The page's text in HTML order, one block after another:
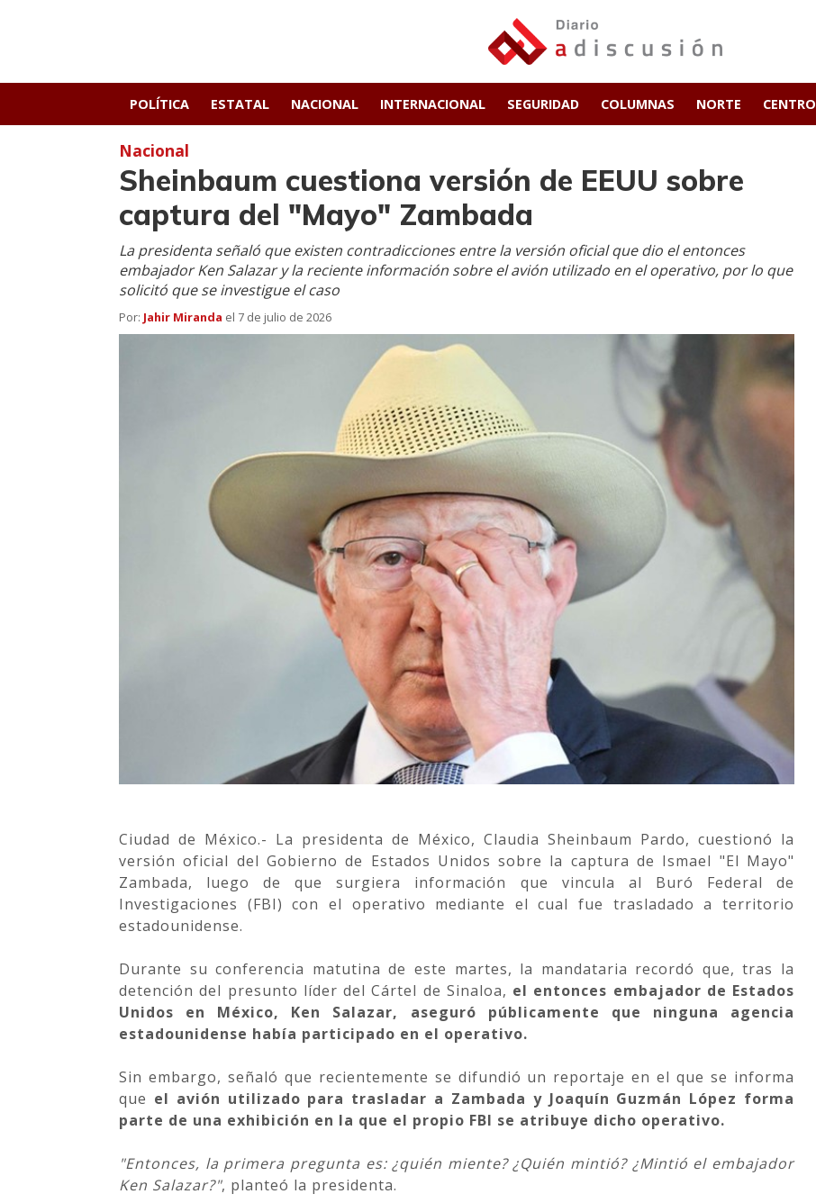
POLÍTICA ESTATAL NACIONAL INTERNACIONAL SEGURIDAD COLUMNAS NORTE CENTRO
Nacional
Sheinbaum cuestiona versión de EEUU sobre
captura del "Mayo" Zambada
La presidenta señaló que existen contradicciones entre la versión oficial que dio el entonces
embajador Ken Salazar y la reciente información sobre el avión utilizado en el operativo, por lo que
solicitó que se investigue el caso
Por: Jahir Miranda el 7 de julio de 2026
Ciudad de México.- La presidenta de México, Claudia Sheinbaum Pardo, cuestionó la
versión oficial del Gobierno de Estados Unidos sobre la captura de Ismael "El Mayo"
Zambada, luego de que surgiera información que vincula al Buró Federal de
Investigaciones (FBI) con el operativo mediante el cual fue trasladado a territorio
estadounidense.
Durante su conferencia matutina de este martes, la mandataria recordó que, tras la
detención del presunto líder del Cártel de Sinaloa, el entonces embajador de Estados
Unidos en México, Ken Salazar, aseguró públicamente que ninguna agencia
estadounidense había participado en el operativo.
Sin embargo, señaló que recientemente se difundió un reportaje en el que se informa
que el avión utilizado para trasladar a Zambada y Joaquín Guzmán López forma
parte de una exhibición en la que el propio FBI se atribuye dicho operativo.
"Entonces, la primera pregunta es: ¿quién miente? ¿Quién mintió? ¿Mintió el embajador
Ken Salazar?", planteó la presidenta.